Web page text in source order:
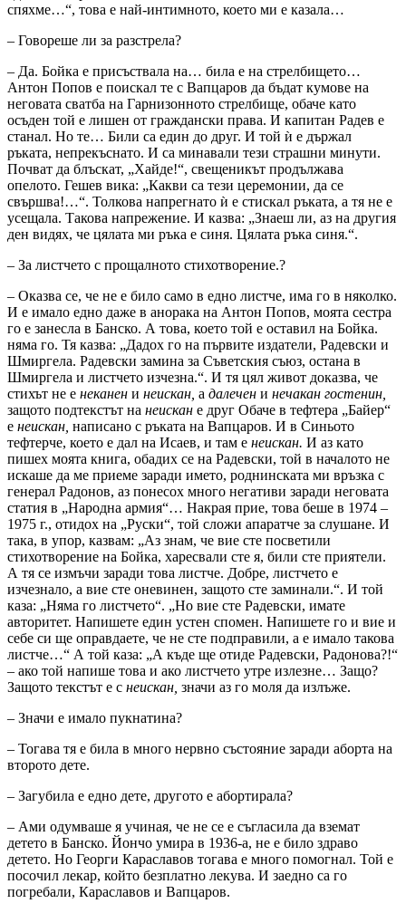
спяхме…“, това е най-интимното, което ми е казала…
– Говореше ли за разстрела?
– Да. Бойка е присъствала на… била е на стрелбището…
Антон Попов е поискал те с Вапцаров да бъдат кумове на
неговата сватба на Гарнизонното стрелбище, обаче като
осъден той е лишен от граждански права. И капитан Радев е
станал. Но те… Били са един до друг. И той ѝ е държал
ръката, непрекъснато. И са минавали тези страшни минути.
Почват да блъскат, „Хайде!“, свещеникът продължава
опелото. Гешев вика: „Какви са тези церемонии, да се
свършва!…“. Толкова напрегнато ѝ е стискал ръката, а тя не е
усещала. Такова напрежение. И казва: „Знаеш ли, аз на другия
ден видях, че цялата ми ръка е синя. Цялата ръка синя.“.
– За листчето с прощалното стихотворение.?
– Оказва се, че не е било само в едно листче, има го в няколко.
И е имало едно даже в анорака на Антон Попов, моята сестра
го е занесла в Банско. А това, което той е оставил на Бойка.
няма го. Тя казва: „Дадох го на първите издатели, Радевски и
Шмиргела. Радевски замина за Съветския съюз, остана в
Шмиргела и листчето изчезна.“. И тя цял живот доказва, че
стихът не е неканен и неискан, а далечен и нечакан гостенин,
защото подтекстът на неискан е друг Обаче в тефтера „Байер“
е неискан, написано с ръката на Вапцаров. И в Синьото
тефтерче, което е дал на Исаев, и там е неискан. И аз като
пишех моята книга, обадих се на Радевски, той в началото не
искаше да ме приеме заради името, роднинската ми връзка с
генерал Радонов, аз понесох много негативи заради неговата
статия в „Народна армия“… Накрая прие, това беше в 1974 –
1975 г., отидох на „Руски“, той сложи апаратче за слушане. И
така, в упор, казвам: „Аз знам, че вие сте посветили
стихотворение на Бойка, харесвали сте я, били сте приятели.
А тя се измъчи заради това листче. Добре, листчето е
изчезнало, а вие сте оневинен, защото сте заминали.“. И той
каза: „Няма го листчето“. „Но вие сте Радевски, имате
авторитет. Напишете един устен спомен. Напишете го и вие и
себе си ще оправдаете, че не сте подправили, а е имало такова
листче…“ А той каза: „А къде ще отиде Радевски, Радонова?!“
– ако той напише това и ако листчето утре излезне… Защо?
Защото текстът е с неискан, значи аз го моля да излъже.
– Значи е имало пукнатина?
– Тогава тя е била в много нервно състояние заради аборта на
второто дете.
– Загубила е едно дете, другото е абортирала?
– Ами одумваше я учиная, че не се е съгласила да вземат
детето в Банско. Йончо умира в 1936-а, не е било здраво
детето. Но Георги Караславов тогава е много помогнал. Той е
посочил лекар, който безплатно лекува. И заедно са го
погребали, Караславов и Вапцаров.